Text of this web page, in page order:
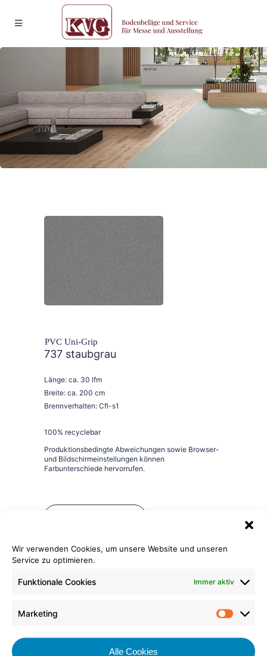
Wir verwenden Cookies, um unsere Website und unseren
Service zu optimieren.
Funktionale Cookies Immer aktiv
Marketing
Alle Cookies
737 staubgrau
Länge: ca. 30 lfm
Breite: ca. 200 cm
Brennverhalten: Cfl-s1
100% recyclebar
PVC Uni-Grip